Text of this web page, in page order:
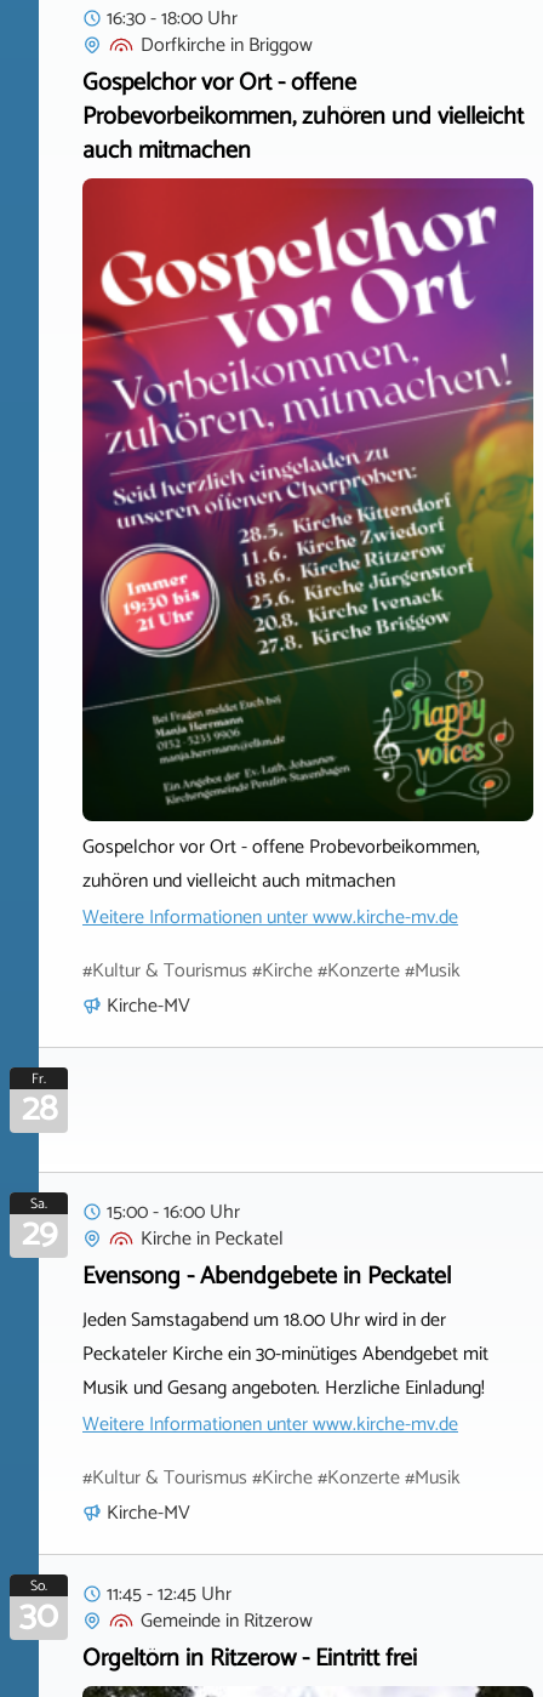
16:30 - 18:00 Uhr
DorfkircheinBriggow
Gospelchor vor Ort - offene
Probevorbeikommen, zuhören und vielleicht
auch mitmachen
Gospelchor vor Ort - offene Probevorbeikommen,
zuhören und vielleicht auch mitmachen
Weitere Informationen unterwww.kirche-mv.de
#Kultur & Tourismus #Kirche #Konzerte #Musik
Kirche-MV
Fr.
28
Sa.
29
15:00 - 16:00 Uhr
KircheinPeckatel
Evensong - Abendgebete in Peckatel
Jeden Samstagabend um 18.00 Uhr wird in der
Peckateler Kirche ein 30-minütiges Abendgebet mit
Musik und Gesang angeboten. Herzliche Einladung!
Weitere Informationen unterwww.kirche-mv.de
#Kultur & Tourismus #Kirche #Konzerte #Musik
Kirche-MV
So.
30
11:45 - 12:45 Uhr
GemeindeinRitzerow
Orgeltörn in Ritzerow - Eintritt frei